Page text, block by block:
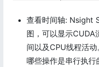
查看时间轴: Nsight
图，可以显示CUDA
间以及CPU线程活
哪些操作是串行执行